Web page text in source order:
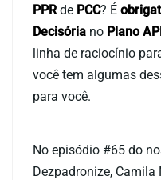
PPRde PCC? É
Decisória no Plano
linha de raciocínio
você tem algumas
para você.
No episódio #65 do
Dezpadronize,